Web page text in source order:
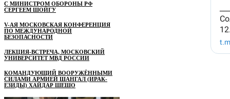
С МИНИСТРОМ ОБОРОНЫ РФ
СЕРГЕЕМ ШОЙГУ
V-АЯ МОСКОВСКАЯ КОНФЕРЕНЦИЯ
ПО МЕЖДУНАРОДНОЙ
БЕЗОПАСНОСТИ
ЛЕКЦИЯ-ВСТРЕЧА, МОСКОВСКИЙ
УНИВЕРСИТЕТ МВД РОССИИ
КОМАНДУЮЩИЙ ВООРУЖЁННЫМИ
СИЛАМИ АРМИЕЙ ШАНГАЛ (ИРАК-
ЕЗИДЫ) ХАЙДАР ШЕШО